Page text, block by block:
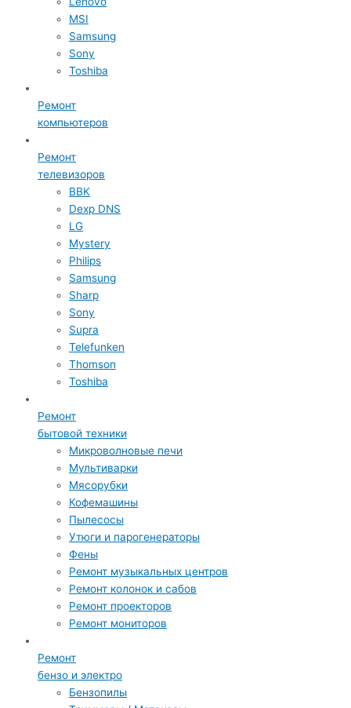
MSI
Samsung
Sony
Toshiba
Ремонт
компьютеров
Ремонт
телевизоров
BBK
Dexp DNS
LG
Mystery
Philips
Samsung
Sharp
Sony
Supra
Telefunken
Thomson
Toshiba
Ремонт
бытовой техники
Микроволновые печи
Мультиварки
Мясорубки
Кофемашины
Пылесосы
Утюги и парогенераторы
Фены
Ремонт музыкальных центров
Ремонт колонок и сабов
Ремонт проекторов
Ремонт мониторов
Ремонт
бензо и электро
Бензопилы